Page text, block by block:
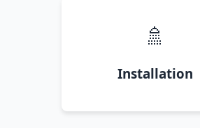
🚿
Installation